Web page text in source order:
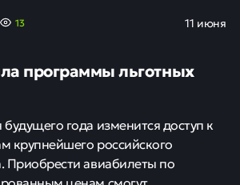
13 11 июня
программы льготных
года изменится доступ к
крупнейшего российского
Приобрести авиабилеты по